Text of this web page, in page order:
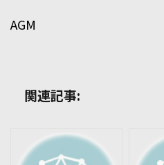
AGM
関連記事: